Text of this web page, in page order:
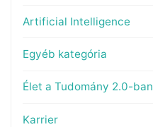
Artificial Intelligence
Egyéb kategória
Élet a Tudomány 2.0-ban
Karrier